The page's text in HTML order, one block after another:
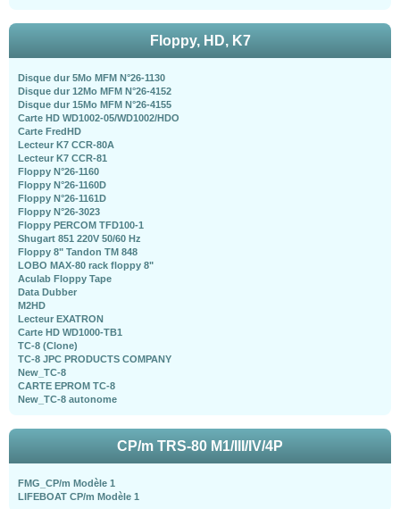
Floppy, HD, K7
Disque dur 5Mo MFM N°26-1130
Disque dur 12Mo MFM N°26-4152
Disque dur 15Mo MFM N°26-4155
Carte HD WD1002-05/WD1002/HDO
Carte FredHD
Lecteur K7 CCR-80A
Lecteur K7 CCR-81
Floppy N°26-1160
Floppy N°26-1160D
Floppy N°26-1161D
Floppy N°26-3023
Floppy PERCOM TFD100-1
Shugart 851 220V 50/60 Hz
Floppy 8" Tandon TM 848
LOBO MAX-80 rack floppy 8"
Aculab Floppy Tape
Data Dubber
M2HD
Lecteur EXATRON
Carte HD WD1000-TB1
TC-8 (Clone)
TC-8 JPC PRODUCTS COMPANY
New_TC-8
CARTE EPROM TC-8
New_TC-8 autonome
CP/m TRS-80 M1/III/IV/4P
FMG_CP/m Modèle 1
LIFEBOAT CP/m Modèle 1